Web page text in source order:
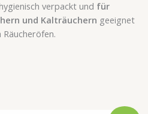
verpackt und für
und Kalträuchern geeignet